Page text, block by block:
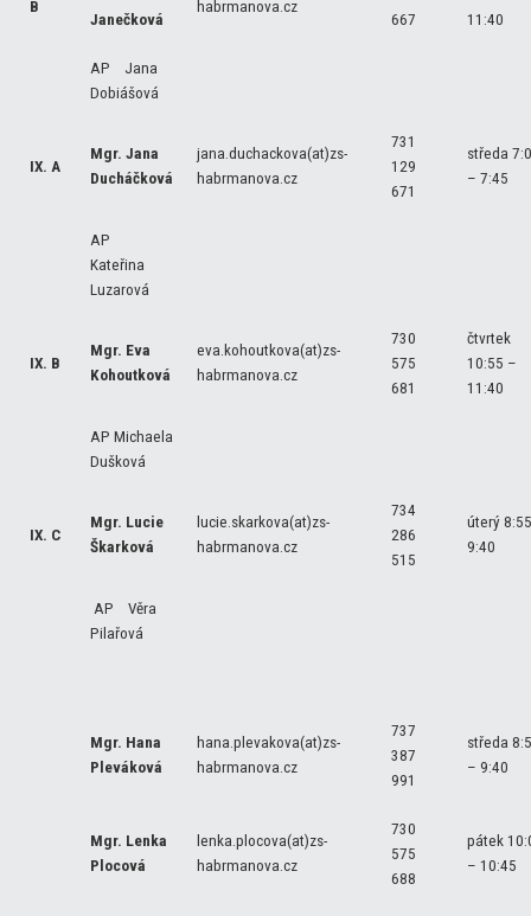
B
Janečková
habrmanova.cz
667
11:40
AP Jana
Dobiášová
IX. A
Mgr. Jana
Ducháčková
jana.duchackova(at)zs-
habrmanova.cz
731
129
671
středa
– 7:45
AP
Kateřina
Luzarová
IX. B
Mgr. Eva
Kohoutková
eva.kohoutkova(at)zs-
habrmanova.cz
730
575
681
čtvrtek
10:55 –
11:40
AP Michaela
Dušková
IX. C
Mgr. Lucie
Škarková
lucie.skarkova(at)zs-
habrmanova.cz
734
286
515
úterý
9:40
AP Věra
Pilařová
Mgr. Hana
Pleváková
hana.plevakova(at)zs-
habrmanova.cz
737
387
991
středa
– 9:40
Mgr. Lenka
Plocová
lenka.plocova(at)zs-
habrmanova.cz
730
575
688
pátek
– 10:45